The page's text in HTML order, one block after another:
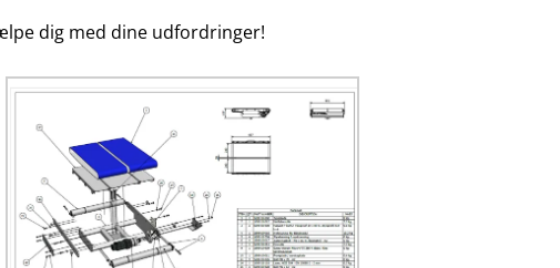
dig med dine udfordringer!